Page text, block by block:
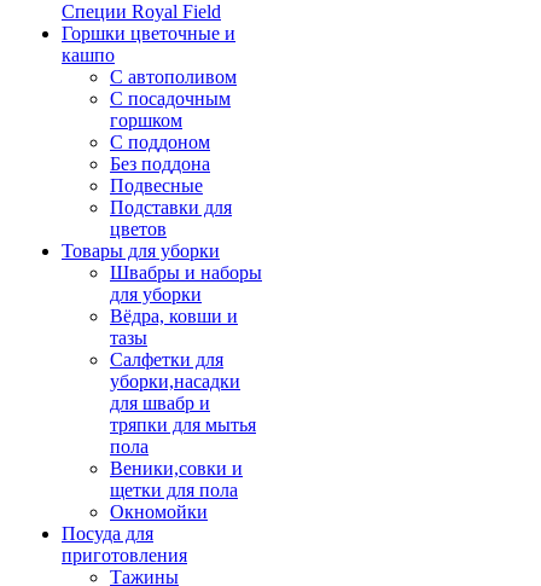
Специи Royal Field
Горшки цветочные и
кашпо
С автополивом
С посадочным
горшком
С поддоном
Без поддона
Подвесные
Подставки для
цветов
Товары для уборки
Швабры и наборы
для уборки
Вёдра, ковши и
тазы
Салфетки для
уборки,насадки
для швабр и
тряпки для мытья
пола
Веники,совки и
щетки для пола
Окномойки
Посуда для
приготовления
Тажины